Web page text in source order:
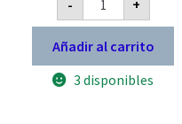
-
competicion
para
moto
maximo
avance
2378
+
Añadir al carrito
3 disponibles